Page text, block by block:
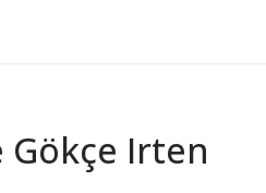
Gökçe Irten